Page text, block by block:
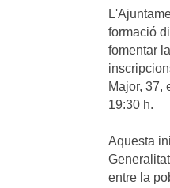
formació
fomentar
Major, 37,
19:30 h.
Aquesta
entre la